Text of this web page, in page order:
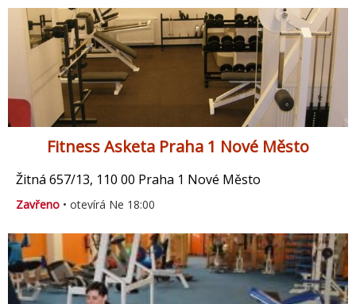
Fitness Asketa Praha 1 Nové Město
Žitná 657/13, 110 00 Praha 1 Nové Město
Zavřeno • otevírá Ne 18:00